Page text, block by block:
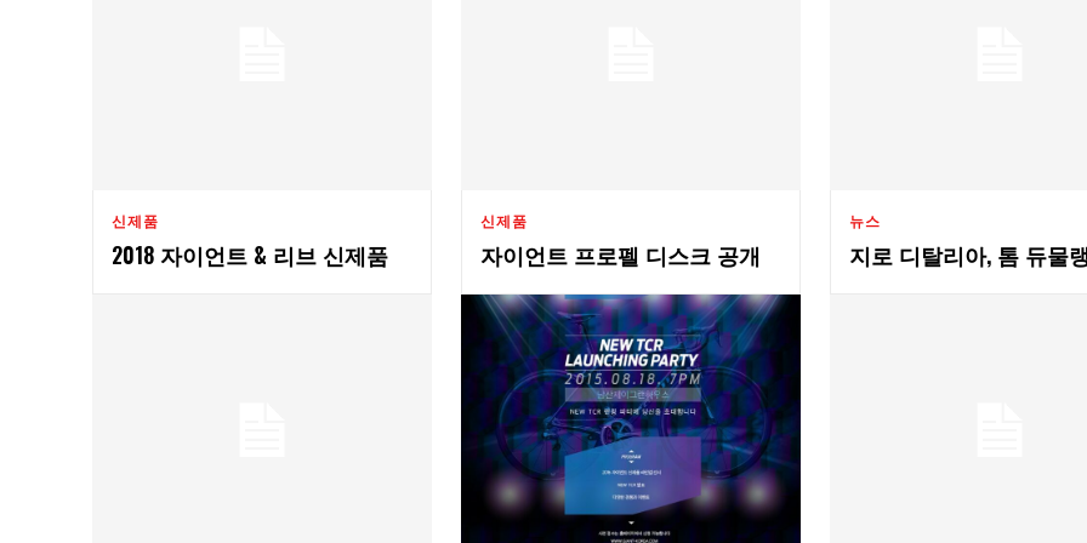
신제품
2018 자이언트 & 리브 신제품
신제품
자이언트 프로펠 디스크 공개
뉴스
지로 디탈리아, 톰 듀물